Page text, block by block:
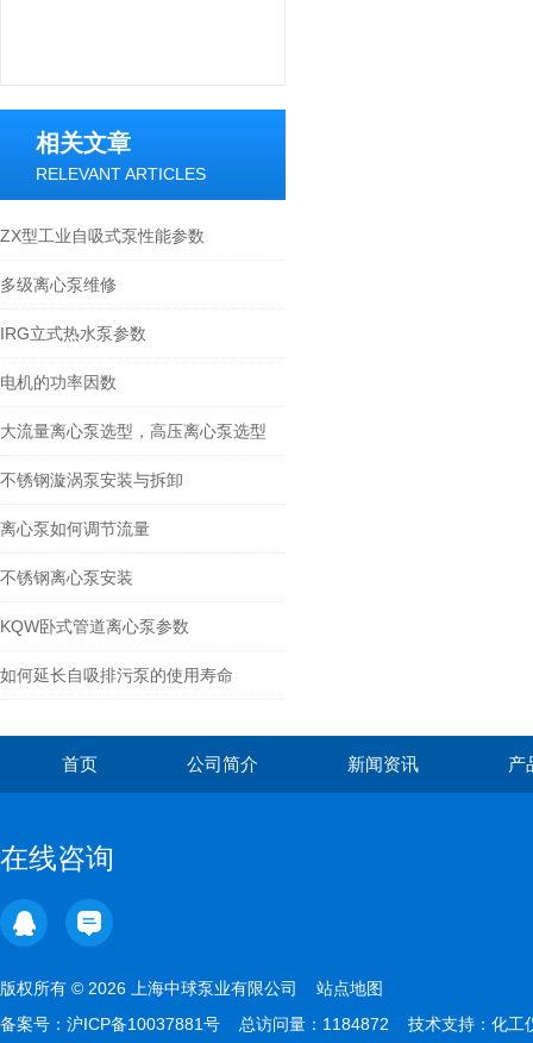
相关文章
RELEVANT ARTICLES
ZX型工业自吸式泵性能参数
多级离心泵维修
IRG立式热水泵参数
电机的功率因数
大流量离心泵选型，高压离心泵选型
不锈钢漩涡泵安装与拆卸
离心泵如何调节流量
不锈钢离心泵安装
KQW卧式管道离心泵参数
如何延长自吸排污泵的使用寿命
首页 公司简介 新闻资讯 产
在线咨询
版权所有 © 2026 上海中球泵业有限公司 站点地图
备案号： 沪ICP备10037881号 总访问量：1184872 技术支持： 化工